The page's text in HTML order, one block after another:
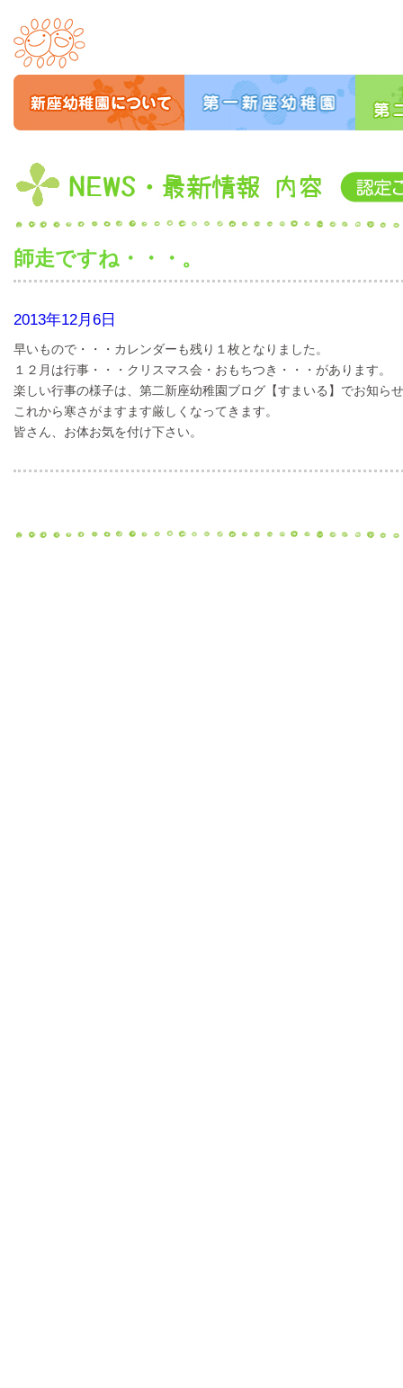
師走ですね・・・。
2013年12月6日
早いもので・・・カレンダーも残り１枚となりました。
１２月は行事・・・クリスマス会・おもちつき・・・があります。
楽しい行事の様子は、第二新座幼稚園ブログ【すまいる】でお
これから寒さがますます厳しくなってきます。
皆さん、お体お気を付け下さい。